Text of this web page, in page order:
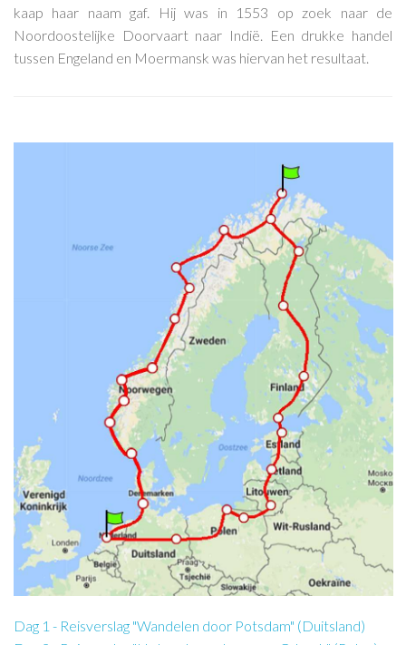
kaap haar naam gaf. Hij was in 1553 op zoek naar de
Noordoostelijke Doorvaart naar Indië. Een drukke handel
tussen Engeland en Moermansk was hiervan het resultaat.
Dag 1 - Reisverslag "Wandelen door Potsdam" (Duitsland)